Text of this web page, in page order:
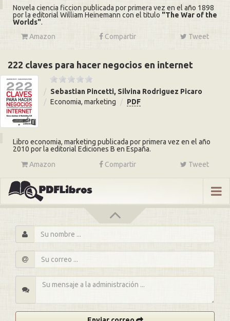
Novela ciencia ficcion publicada por primera vez en el año 1898
por la editorial William Heinemann con el titulo
The War of the
Worlds .
Amazon
Compartir Tweet
222 claves para hacer negocios en internet
Sebastian Pincetti, Silvina Rodriguez Picaro
Economia, marketing
PDF
Libro economia, marketing publicada por primera vez en el año
2010 por la editorial Ediciones B en España.
Amazon
Compartir Tweet